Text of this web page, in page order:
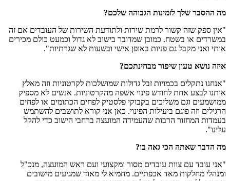
מה ההסבר שלך לזמינות הגבוהה שלכם?
"אין ספק שזה קשור לרמת שירות ולתודעת השירות של העובדים אם זה
במשרדים או בשטח. כמובן שמדובר בישוב לא גדול וכמעט כולם מכירים
אותי ואני מקבל גם פניות באופן אישי ובשעות לא שגרתיות".
איזה נושא טעון שיפור מבחינתכם?
"אנחנו נתקלים בכמויות זבל גדולות שמושלכות לקרטוניות וזה מאלץ
אותנו לבצע אחת לחודש פינוי אשפה מהקרטוניות. אנשים לא מספיק
ממושמעים וגם משליכים בקבוקי פלסטיק לפחים הכתומים או לפחים
הרגילים וזה פוגם ביעילות הפינוי. כאן אני קורא לתושבים להשתמש
בעמדות המחזור הרבות שהעמידה המועצה ברחבי הישוב כדי להקל
עלינו".
מה הדבר שאתה הכי גאה בו?
"אני עובד עם צוות עובדים מסור ומקצועי ועם ראש המועצה, מנכ"ל
ומנהלי מחלקות מאד אכפתיים. מחמיא לי מאוד שמגיעים מישובים